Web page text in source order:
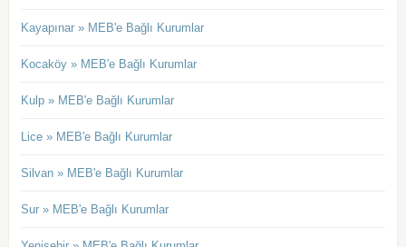
Kayapınar » MEB'e Bağlı Kurumlar
Kocaköy » MEB'e Bağlı Kurumlar
Kulp » MEB'e Bağlı Kurumlar
Lice » MEB'e Bağlı Kurumlar
Silvan » MEB'e Bağlı Kurumlar
Sur » MEB'e Bağlı Kurumlar